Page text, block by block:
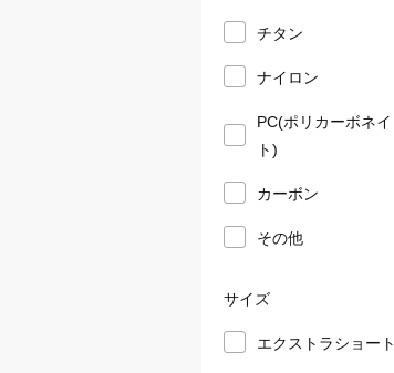
チタン
ナイロン
PC(ポリカーボネイ
ト)
カーボン
その他
サイズ
エクストラショート